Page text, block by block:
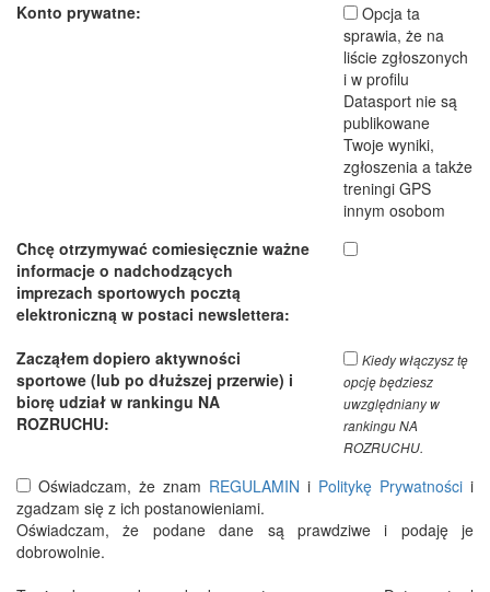
Konto prywatne:
Opcja ta
sprawia, że na
liście zgłoszonych
i w profilu
Datasport nie są
publikowane
Twoje wyniki,
zgłoszenia a także
treningi GPS
innym osobom
Chcę otrzymywać comiesięcznie ważne
informacje o nadchodzących
imprezach sportowych pocztą
elektroniczną w postaci newslettera:
Zacząłem dopiero aktywności
sportowe (lub po dłuższej przerwie) i
biorę udział w rankingu NA
ROZRUCHU:
Kiedy włączysz tę
opcję będziesz
uwzględniany w
rankingu NA
ROZRUCHU.
Oświadczam, że znam REGULAMIN i Politykę Prywatności i
zgadzam się z ich postanowieniami.
Oświadczam, że podane dane są prawdziwe i podaję je
dobrowolnie.